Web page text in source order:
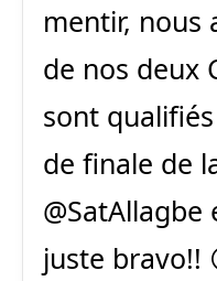
mentir, nous
de nos deux
sont
de finale de
@SatAllagbe
juste bravo!!